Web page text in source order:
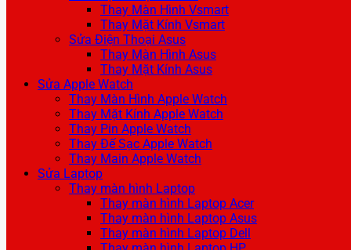
Thay Màn Hình Vsmart
Thay Mặt Kính Vsmart
Sửa Điện Thoại Asus
Thay Màn Hình Asus
Thay Mặt Kính Asus
Sửa Apple Watch
Thay Màn Hình Apple Watch
Thay Mặt Kính Apple Watch
Thay Pin Apple Watch
Thay Đế Sạc Apple Watch
Thay Main Apple Watch
Sửa Laptop
Thay màn hình Laptop
Thay màn hình Laptop Acer
Thay màn hình Laptop Asus
Thay màn hình Laptop Dell